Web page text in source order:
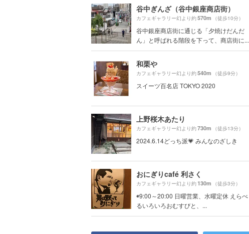
谷中ぎんざ（谷中銀座商店街）
カフェギャラリー幻より約570m （徒歩10分）
谷中銀座商店街に通じる「夕焼けだんだ
ん」と呼ばれる階段を下って、商店街に...
和栗や
カフェギャラリー幻より約540m （徒歩9分）
スイーツ百名店 TOKYO 2020
上野桜木あたり
カフェギャラリー幻より約730m （徒歩13分）
2024.6.14どっち派💗 みんなのざしき
おにぎりcafé 利さく
カフェギャラリー幻より約130m （徒歩3分）
◉9:00～20:00 日曜営業、水曜定休 えらべ
るいろいろおむすびと、...